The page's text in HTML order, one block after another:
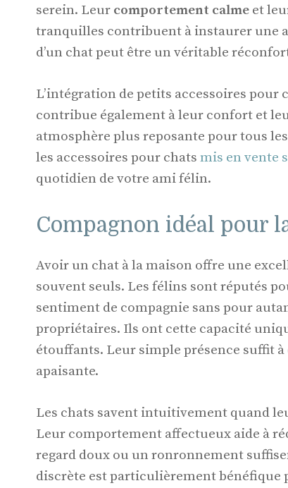
serein. Leur comportement calme et
tranquilles contribuent à instaurer une
d’un chat peut être un véritable
L’intégration de petits accessoires
contribue également à leur confort et
atmosphère plus reposante pour tous
les accessoires pour chats mis en vente
quotidien de votre ami félin.
Compagnon idéal pour
Avoir un chat à la maison offre une
souvent seuls. Les félins sont réputés
sentiment de compagnie sans pour
propriétaires. Ils ont cette capacité
étouffants. Leur simple présence suffit
apaisante.
Les chats savent intuitivement quand
Leur comportement affectueux aide à
regard doux ou un ronronnement
discrète est particulièrement bénéfique